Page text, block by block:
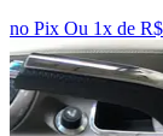
no Pix Ou 1x de